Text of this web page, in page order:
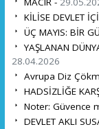
KİLİSE DEVLET
ÜÇ MAYIS: BİR
YAŞLANAN
28.04.2026
Avrupa Diz
HADSİZLİĞE
Noter: Güvence
DEVLET AKLI